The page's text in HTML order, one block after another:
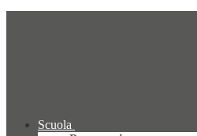
Scuola